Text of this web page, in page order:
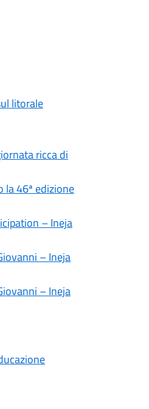
litorale
ricca di
la 46ª edizione
– Ineja
– Ineja
– Ineja